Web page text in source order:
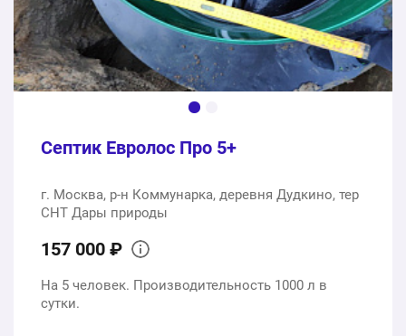
Септик Евролос Про 5+
г. Москва, р-н Коммунарка, деревня Дудкино, тер
СНТ Дары природы
157 000 ₽
На 5 человек. Производительность 1000 л в
сутки.